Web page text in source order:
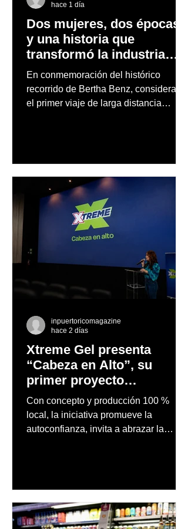
Dos mujeres, dos épocas
y una historia que
transformó la industria
automotriz
En conmemoración del histórico
recorrido de Bertha Benz, considerado
el primer viaje de larga distancia
hace 1 día
Xtreme Gel presenta
“Cabeza en Alto”, su
primer proyecto
audiovisual concebido y
producido completamente
en Puerto Rico
Con concepto y producción 100 %
local, la iniciativa promueve la
autoconfianza, invita a abrazar la
inpuertoricomagazine
hace 2 días